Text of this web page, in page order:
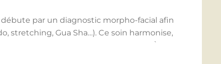
ciblé des trapèzes, bras et mains,
d’intégration – guidance d’oracle, journal de
revenir à soi, aligné, régénéré·e et
par un diagnostic morpho-facial afin
stretching, Gua Sha…). Ce soin harmonise,
en offrant une relaxation profonde. À l’issue
d’automassage personnalisés pour